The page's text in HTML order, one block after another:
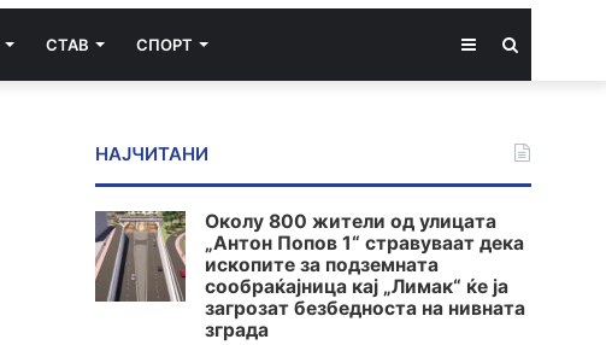
СТАВ СПОРТ Sidebar
НАЈЧИТАНИ
Околу 800 жители од улицата
„Антон Попов 1“ стравуваат дека
ископите за подземната
сообраќајница кај „Лимак“ ќе ја
загрозат безбедноста на нивната
зграда